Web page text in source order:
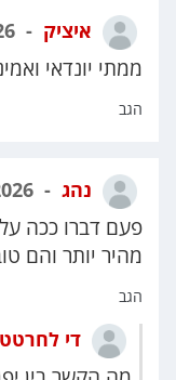
איציק
ממתי יונדאי
הגב
נהג
פעם דברו ככה
מהיר יותר והם
הגב
די לחרטט